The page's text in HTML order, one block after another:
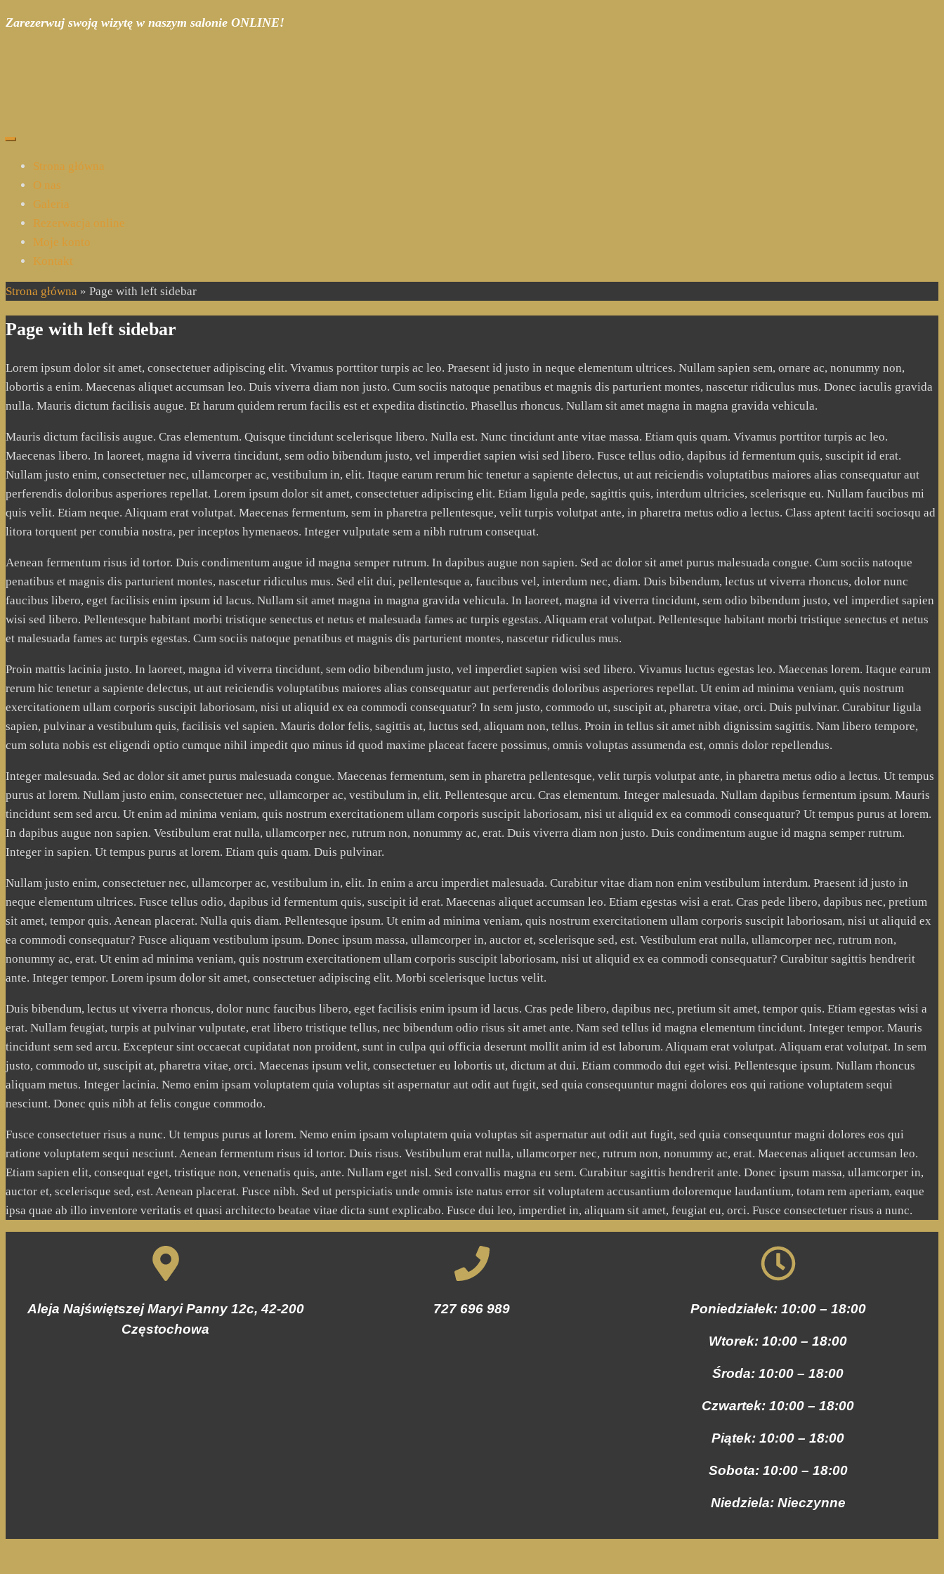
Zarezerwuj swoją wizytę w naszym salonie ONLINE!
Strona główna
O nas
Galeria
Rezerwacja online
Moje konto
Kontakt
Strona główna » Page with left sidebar
Page with left sidebar
Lorem ipsum dolor sit amet, consectetuer adipiscing elit. Vivamus porttitor turpis ac leo. Praesent id justo in neque elementum ultrices. Nullam sapien sem, ornare ac, nonummy non,
lobortis a enim. Maecenas aliquet accumsan leo. Duis viverra diam non justo. Cum sociis natoque penatibus et magnis dis parturient montes, nascetur ridiculus mus. Donec iaculis gravida
nulla. Mauris dictum facilisis augue. Et harum quidem rerum facilis est et expedita distinctio. Phasellus rhoncus. Nullam sit amet magna in magna gravida vehicula.
Mauris dictum facilisis augue. Cras elementum. Quisque tincidunt scelerisque libero. Nulla est. Nunc tincidunt ante vitae massa. Etiam quis quam. Vivamus porttitor turpis ac leo.
Maecenas libero. In laoreet, magna id viverra tincidunt, sem odio bibendum justo, vel imperdiet sapien wisi sed libero. Fusce tellus odio, dapibus id fermentum quis, suscipit id erat.
Nullam justo enim, consectetuer nec, ullamcorper ac, vestibulum in, elit. Itaque earum rerum hic tenetur a sapiente delectus, ut aut reiciendis voluptatibus maiores alias consequatur aut
perferendis doloribus asperiores repellat. Lorem ipsum dolor sit amet, consectetuer adipiscing elit. Etiam ligula pede, sagittis quis, interdum ultricies, scelerisque eu. Nullam faucibus mi
quis velit. Etiam neque. Aliquam erat volutpat. Maecenas fermentum, sem in pharetra pellentesque, velit turpis volutpat ante, in pharetra metus odio a lectus. Class aptent taciti sociosqu ad
litora torquent per conubia nostra, per inceptos hymenaeos. Integer vulputate sem a nibh rutrum consequat.
Aenean fermentum risus id tortor. Duis condimentum augue id magna semper rutrum. In dapibus augue non sapien. Sed ac dolor sit amet purus malesuada congue. Cum sociis natoque
penatibus et magnis dis parturient montes, nascetur ridiculus mus. Sed elit dui, pellentesque a, faucibus vel, interdum nec, diam. Duis bibendum, lectus ut viverra rhoncus, dolor nunc
faucibus libero, eget facilisis enim ipsum id lacus. Nullam sit amet magna in magna gravida vehicula. In laoreet, magna id viverra tincidunt, sem odio bibendum justo, vel imperdiet sapien
wisi sed libero. Pellentesque habitant morbi tristique senectus et netus et malesuada fames ac turpis egestas. Aliquam erat volutpat. Pellentesque habitant morbi tristique senectus et netus
et malesuada fames ac turpis egestas. Cum sociis natoque penatibus et magnis dis parturient montes, nascetur ridiculus mus.
Proin mattis lacinia justo. In laoreet, magna id viverra tincidunt, sem odio bibendum justo, vel imperdiet sapien wisi sed libero. Vivamus luctus egestas leo. Maecenas lorem. Itaque earum
rerum hic tenetur a sapiente delectus, ut aut reiciendis voluptatibus maiores alias consequatur aut perferendis doloribus asperiores repellat. Ut enim ad minima veniam, quis nostrum
exercitationem ullam corporis suscipit laboriosam, nisi ut aliquid ex ea commodi consequatur? In sem justo, commodo ut, suscipit at, pharetra vitae, orci. Duis pulvinar. Curabitur ligula
sapien, pulvinar a vestibulum quis, facilisis vel sapien. Mauris dolor felis, sagittis at, luctus sed, aliquam non, tellus. Proin in tellus sit amet nibh dignissim sagittis. Nam libero tempore,
cum soluta nobis est eligendi optio cumque nihil impedit quo minus id quod maxime placeat facere possimus, omnis voluptas assumenda est, omnis dolor repellendus.
Integer malesuada. Sed ac dolor sit amet purus malesuada congue. Maecenas fermentum, sem in pharetra pellentesque, velit turpis volutpat ante, in pharetra metus odio a lectus. Ut tempus
purus at lorem. Nullam justo enim, consectetuer nec, ullamcorper ac, vestibulum in, elit. Pellentesque arcu. Cras elementum. Integer malesuada. Nullam dapibus fermentum ipsum. Mauris
tincidunt sem sed arcu. Ut enim ad minima veniam, quis nostrum exercitationem ullam corporis suscipit laboriosam, nisi ut aliquid ex ea commodi consequatur? Ut tempus purus at lorem.
In dapibus augue non sapien. Vestibulum erat nulla, ullamcorper nec, rutrum non, nonummy ac, erat. Duis viverra diam non justo. Duis condimentum augue id magna semper rutrum.
Integer in sapien. Ut tempus purus at lorem. Etiam quis quam. Duis pulvinar.
Nullam justo enim, consectetuer nec, ullamcorper ac, vestibulum in, elit. In enim a arcu imperdiet malesuada. Curabitur vitae diam non enim vestibulum interdum. Praesent id justo in
neque elementum ultrices. Fusce tellus odio, dapibus id fermentum quis, suscipit id erat. Maecenas aliquet accumsan leo. Etiam egestas wisi a erat. Cras pede libero, dapibus nec, pretium
sit amet, tempor quis. Aenean placerat. Nulla quis diam. Pellentesque ipsum. Ut enim ad minima veniam, quis nostrum exercitationem ullam corporis suscipit laboriosam, nisi ut aliquid ex
ea commodi consequatur? Fusce aliquam vestibulum ipsum. Donec ipsum massa, ullamcorper in, auctor et, scelerisque sed, est. Vestibulum erat nulla, ullamcorper nec, rutrum non,
nonummy ac, erat. Ut enim ad minima veniam, quis nostrum exercitationem ullam corporis suscipit laboriosam, nisi ut aliquid ex ea commodi consequatur? Curabitur sagittis hendrerit
ante. Integer tempor. Lorem ipsum dolor sit amet, consectetuer adipiscing elit. Morbi scelerisque luctus velit.
Duis bibendum, lectus ut viverra rhoncus, dolor nunc faucibus libero, eget facilisis enim ipsum id lacus. Cras pede libero, dapibus nec, pretium sit amet, tempor quis. Etiam egestas wisi a
erat. Nullam feugiat, turpis at pulvinar vulputate, erat libero tristique tellus, nec bibendum odio risus sit amet ante. Nam sed tellus id magna elementum tincidunt. Integer tempor. Mauris
tincidunt sem sed arcu. Excepteur sint occaecat cupidatat non proident, sunt in culpa qui officia deserunt mollit anim id est laborum. Aliquam erat volutpat. Aliquam erat volutpat. In sem
justo, commodo ut, suscipit at, pharetra vitae, orci. Maecenas ipsum velit, consectetuer eu lobortis ut, dictum at dui. Etiam commodo dui eget wisi. Pellentesque ipsum. Nullam rhoncus
aliquam metus. Integer lacinia. Nemo enim ipsam voluptatem quia voluptas sit aspernatur aut odit aut fugit, sed quia consequuntur magni dolores eos qui ratione voluptatem sequi
nesciunt. Donec quis nibh at felis congue commodo.
Fusce consectetuer risus a nunc. Ut tempus purus at lorem. Nemo enim ipsam voluptatem quia voluptas sit aspernatur aut odit aut fugit, sed quia consequuntur magni dolores eos qui
ratione voluptatem sequi nesciunt. Aenean fermentum risus id tortor. Duis risus. Vestibulum erat nulla, ullamcorper nec, rutrum non, nonummy ac, erat. Maecenas aliquet accumsan leo.
Etiam sapien elit, consequat eget, tristique non, venenatis quis, ante. Nullam eget nisl. Sed convallis magna eu sem. Curabitur sagittis hendrerit ante. Donec ipsum massa, ullamcorper in,
auctor et, scelerisque sed, est. Aenean placerat. Fusce nibh. Sed ut perspiciatis unde omnis iste natus error sit voluptatem accusantium doloremque laudantium, totam rem aperiam, eaque
ipsa quae ab illo inventore veritatis et quasi architecto beatae vitae dicta sunt explicabo. Fusce dui leo, imperdiet in, aliquam sit amet, feugiat eu, orci. Fusce consectetuer risus a nunc.
Aleja Najświętszej Maryi Panny 12c, 42-200
Częstochowa
727 696 989 Poniedziałek: 10:00 – 18:00
Wtorek: 10:00 – 18:00
Środa: 10:00 – 18:00
Czwartek: 10:00 – 18:00
Piątek: 10:00 – 18:00
Sobota: 10:00 – 18:00
Niedziela: Nieczynne
Konieczne
Te pliki cookie
one potrzebne
do
funkcjonowania
strony
internetowej.
Abyśmy mogli
poprawić
funkcjonalność
i strukturę
strony
internetowej,
na podstawie
jest używana.
Doświadczenie
Aby nasza strona
internetowa
najlepiej podczas
twojego
przejścia na nią.
Jeśli odrzucisz te
pliki cookie,
niektóre funkcje
internetowej.
Marketing
Udostępniając
zainteresowania i
zachowania
odwiedzania naszej
strony, zwiększasz
zobaczenie
spersonalizowanych
treści i ofert.